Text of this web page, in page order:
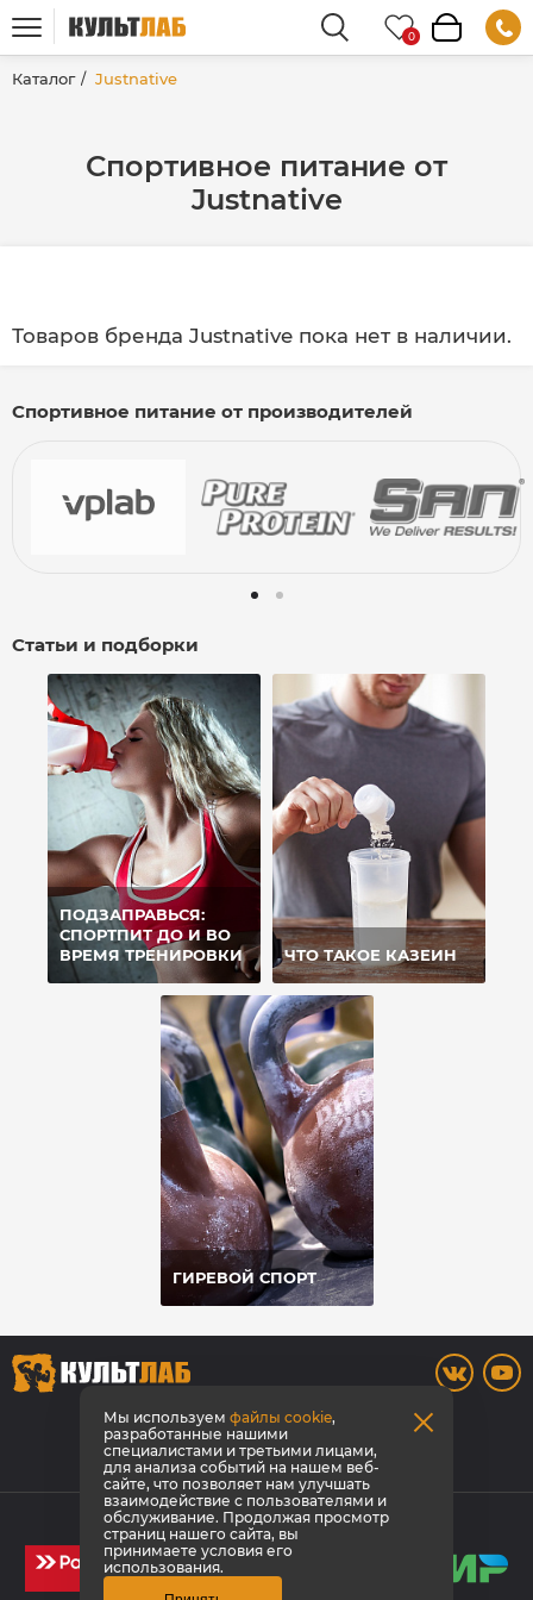
Каталог Justnative
Спортивное питание от
Justnative
Товаров бренда Justnative пока нет в наличии.
Спортивное питание от производителей
Статьи и подборки
ПОДЗАПРАВЬСЯ:
СПОРТПИТ ДО И ВО
ВРЕМЯ ТРЕНИРОВКИ
ЧТО ТАКОЕ КАЗЕИН
ГИРЕВОЙ СПОРТ
8 800 700-42-31
Заказать звонок
© КультЛаб Спортивное питание
Политика конфиденциальности
Мы используемфайлы cookie,
разработанные нашими
специалистами и третьими лицами,
для анализа событий на нашем веб-
сайте, что позволяет нам улучшать
взаимодействие с пользователями и
обслуживание. Продолжая просмотр
страниц нашего сайта, вы
принимаете условия его
использования.